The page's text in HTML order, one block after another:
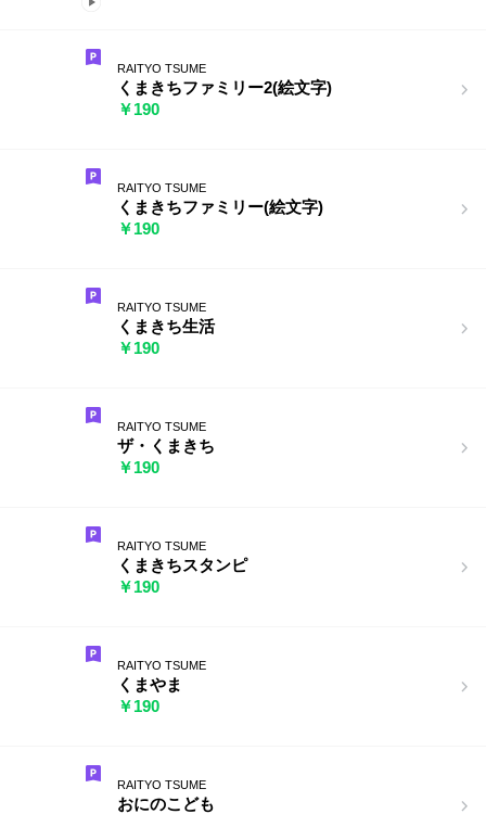
RAITYO TSUME
くまきちファミリー2(絵文字)
￥190
RAITYO TSUME
くまきちファミリー(絵文字)
￥190
RAITYO TSUME
くまきち生活
￥190
RAITYO TSUME
ザ・くまきち
￥190
RAITYO TSUME
くまきちスタンピ
￥190
RAITYO TSUME
くまやま
￥190
RAITYO TSUME
おにのこども